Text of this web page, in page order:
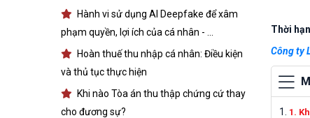
Hành vi sử dụng AI Deepfake để xâm
phạm quyền, lợi ích của cá nhân - ...
Hoàn thuế thu nhập cá nhân: Điều kiện
và thủ tục thực hiện
Khi nào Tòa án thu thập chứng cứ thay
cho đương sự?
Thời
Công ty
1.